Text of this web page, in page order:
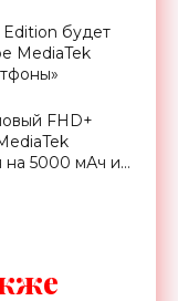
будет
MediaTek
FHD+
на 5000 мАч и